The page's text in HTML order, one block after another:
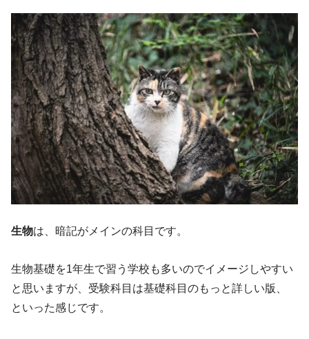
生物は、暗記がメインの科目です。
生物基礎を1年生で習う学校も多いのでイメージしやすい
と思いますが、受験科目は基礎科目のもっと詳しい版、
といった感じです。